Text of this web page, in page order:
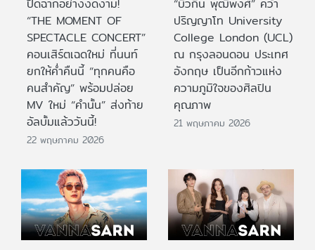
ปิดฉากอย่างงดงาม!
“THE MOMENT OF
SPECTACLE CONCERT”
คอนเสิร์ตเฉดใหม่ ที่นนท์
ยกให้ค่ำคืนนี้ “ทุกคนคือ
คนสำคัญ” พร้อมปล่อย
MV ใหม่ “คำนั้น” ส่งท้าย
อัลบั้มแล้ววันนี้!
22 พฤษภาคม 2026
“บิวกิ้น พุฒิพงศ์” คว้า
ปริญญาโท University
College London (UCL)
ณ กรุงลอนดอน ประเทศ
อังกฤษ เป็นอีกก้าวแห่ง
ความภูมิใจของศิลปิน
คุณภาพ
21 พฤษภาคม 2026